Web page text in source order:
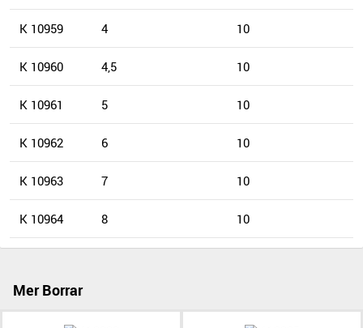
K 10959 4 10
K 10960 4,5 10
K 10961 5 10
K 10962 6 10
K 10963 7 10
K 10964 8 10
Mer Borrar